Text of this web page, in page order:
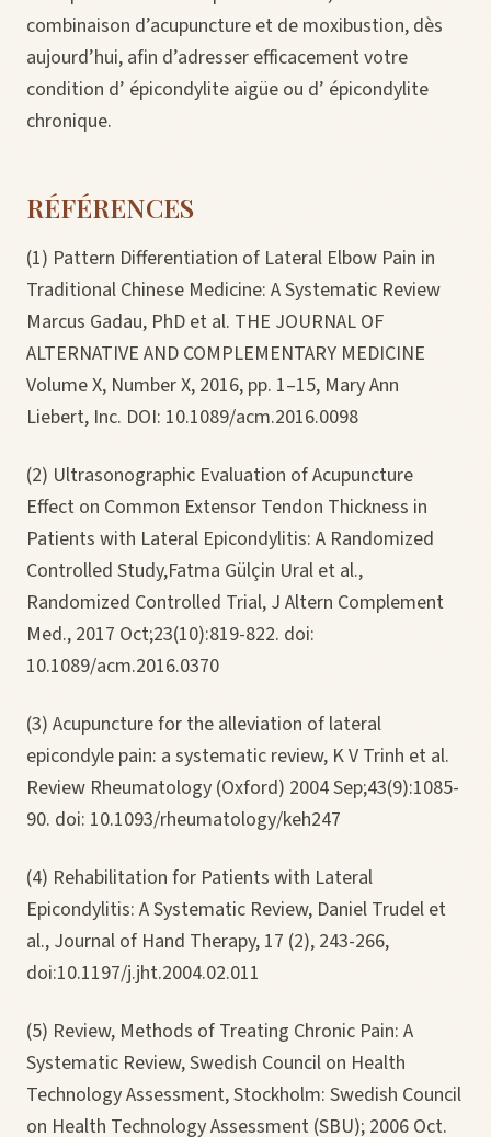
combinaison d’acupuncture et de moxibustion, dès
aujourd’hui, afin d’adresser efficacement votre
condition d’ épicondylite aigüe ou d’ épicondylite
chronique.
RÉFÉRENCES
(1) Pattern Differentiation of Lateral Elbow Pain in
Traditional Chinese Medicine: A Systematic Review
Marcus Gadau, PhD et al. THE JOURNAL OF
ALTERNATIVE AND COMPLEMENTARY MEDICINE
Volume X, Number X, 2016, pp. 1–15, Mary Ann
Liebert, Inc. DOI: 10.1089/acm.2016.0098
(2) Ultrasonographic Evaluation of Acupuncture
Effect on Common Extensor Tendon Thickness in
Patients with Lateral Epicondylitis: A Randomized
Controlled Study,Fatma Gülçin Ural et al.,
Randomized Controlled Trial, J Altern Complement
Med., 2017 Oct;23(10):819-822. doi:
10.1089/acm.2016.0370
(3) Acupuncture for the alleviation of lateral
epicondyle pain: a systematic review, K V Trinh et al.
Review Rheumatology (Oxford) 2004 Sep;43(9):1085-
90. doi: 10.1093/rheumatology/keh247
(4) Rehabilitation for Patients with Lateral
Epicondylitis: A Systematic Review, Daniel Trudel et
al., Journal of Hand Therapy, 17 (2), 243-266,
doi:10.1197/j.jht.2004.02.011
(5) Review, Methods of Treating Chronic Pain: A
Systematic Review, Swedish Council on Health
Technology Assessment, Stockholm: Swedish Council
on Health Technology Assessment (SBU); 2006 Oct.